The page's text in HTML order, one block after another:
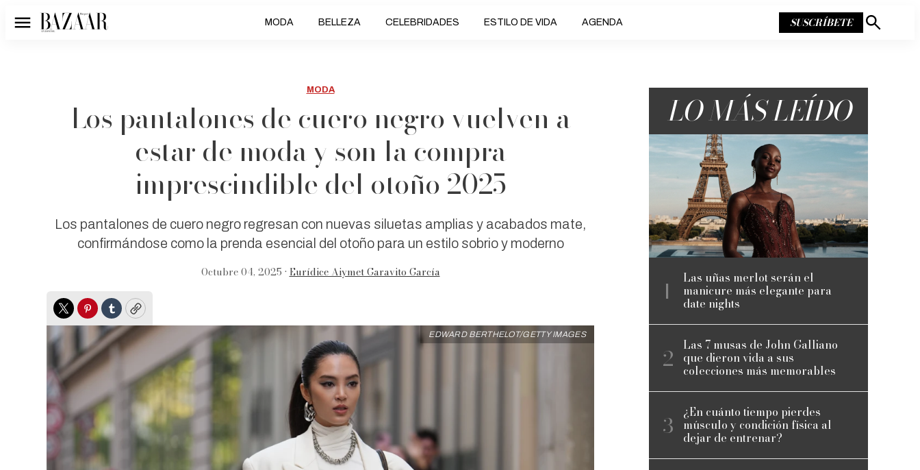
Menú MODA BELLEZA CELEBRIDADES ESTILO DE VIDA AGENDA SUSCRÍBETE
Mostrar
MODA
Los pantalones de cuero negro vuelven a
estar de moda y son la compra
imprescindible del otoño 2025
Los pantalones de cuero negro regresan con nuevas siluetas amplias y acabados mate,
confirmándose como la prenda esencial del otoño para un estilo sobrio y moderno
Octubre 04, 2025 • Eurídice Aiymet Garavito García
TwitterPinterest
TumblrCopy
EDWARD BERTHELOT/GETTY IMAGES
LO MÁS LEÍDO
Las uñas merlot serán el
manicure más elegante para
date nights
Las 7 musas de John Galliano
que dieron vida a sus
colecciones más memorables
¿En cuánto tiempo pierdes
músculo y condición física al
dejar de entrenar?